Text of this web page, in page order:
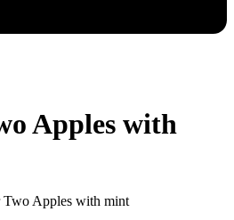
Apples with
Apples with mint